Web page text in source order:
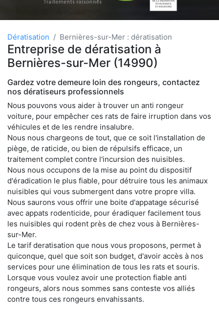
Dératisation Bernières-sur-Mer : dératisation
Entreprise de dératisation à
Bernières-sur-Mer (14990)
Gardez votre demeure loin des rongeurs, contactez
nos dératiseurs professionnels
Nous pouvons vous aider à trouver un anti rongeur
voiture, pour empêcher ces rats de faire irruption dans vos
véhicules et de les rendre insalubre.
Nous nous chargeons de tout, que ce soit l'installation de
piège, de raticide, ou bien de répulsifs efficace, un
traitement complet contre l'incursion des nuisibles.
Nous nous occupons de la mise au point du dispositif
d'éradication le plus fiable, pour détruire tous les animaux
nuisibles qui vous submergent dans votre propre villa.
Nous saurons vous offrir une boite d'appatage sécurisé
avec appats rodenticide, pour éradiquer facilement tous
les nuisibles qui rodent près de chez vous à Bernières-
sur-Mer.
Le tarif deratisation que nous vous proposons, permet à
quiconque, quel que soit son budget, d'avoir accès à nos
services pour une élimination de tous les rats et souris.
Lorsque vous voulez avoir une protection fiable anti
rongeurs, alors nous sommes sans conteste vos alliés
contre tous ces rongeurs envahissants.